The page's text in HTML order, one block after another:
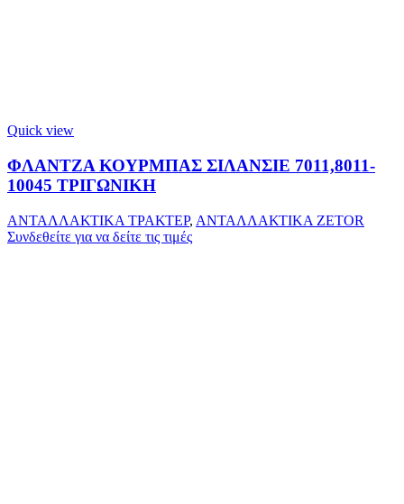
Quick view
ΦΛΑΝΤΖΑ ΚΟΥΡΜΠΑΣ ΣΙΛΑΝΣΙΕ 7011,8011-
10045 ΤΡΙΓΩΝΙΚΗ
ΑΝΤΑΛΛΑΚΤΙΚΑ ΤΡΑΚΤΕΡ, ΑΝΤΑΛΛΑΚΤΙΚΑ ZETOR
Συνδεθείτε για να δείτε τις τιμές